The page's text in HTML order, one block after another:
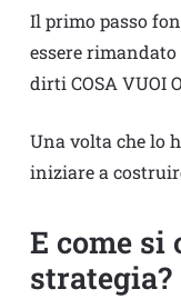
Il primo passo
essere
dirti COSA VUOI
Una volta che lo
iniziare a
E come si
strategia?